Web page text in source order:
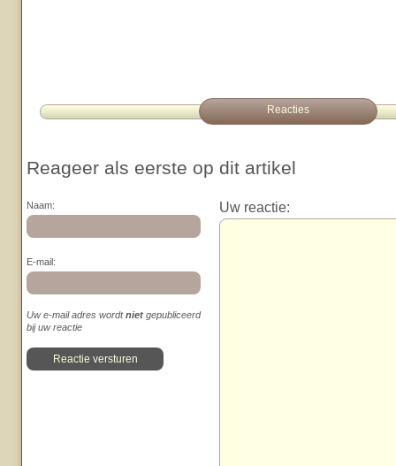
Reacties
Reageer als eerste op dit artikel
Naam:
E-mail:
Uw e-mail adres wordtniet gepubliceerd
bij uw reactie
Uw reactie: